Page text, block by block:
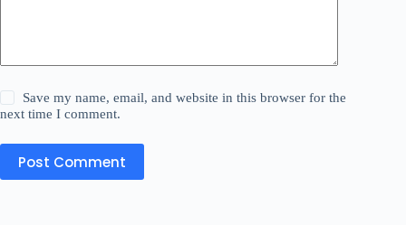
Save my name, email, and website in this browser for the
next time I comment.
Post Comment